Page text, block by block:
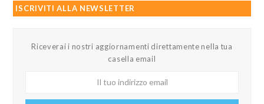
ISCRIVITI ALLA NEWSLETTER
Riceverai i nostri aggiornamenti direttamente nella tua
casella email